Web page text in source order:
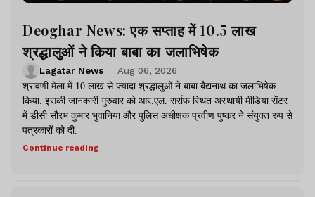
Deoghar News: एक सप्ताह में 10.5 लाख
श्रद्धालुओं ने किया बाबा का जलाभिषेक
Lagatar News
Aug 06, 2026
श्रावणी मेला में 10 लाख से ज्यादा श्रद्धालुओं ने बाबा बैद्यनाथ का जलाभिषेक
किया. इसकी जानकारी गुरुवार को आर.एल. सर्राफ स्थित अस्थायी मीडिया सेंटर
में डीसी सौरभ कुमार भुवानिया और पुलिस अधीक्षक प्रवीण पुष्कर ने संयुक्त रुप से
पत्रकारों को दी.
Continue reading